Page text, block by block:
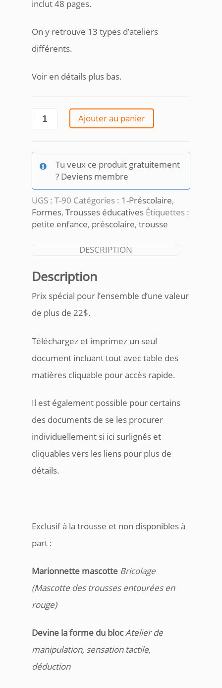
inclut 48 pages.
On y retrouve 13 types d’ateliers
différents.
Voir en détails plus bas.
quantité
formes
Ajouter au panier
Tu veux ce produit gratuitement
? Deviens membre
UGS : T-90 Catégories : 1-Préscolaire,
Formes, Trousses éducatives Étiquettes :
petite enfance, préscolaire, trousse
DESCRIPTION
Description
Prix spécial pour l’ensemble d’une valeur
de plus de 22$.
Téléchargez et imprimez un seul
document incluant tout avec table des
matières cliquable pour accès rapide.
Il est également possible pour certains
des documents de se les procurer
individuellement si ici surlignés et
cliquables vers les liens pour plus de
détails.
Exclusif à la trousse et non disponibles à
part :
Marionnette mascotte Bricolage
(Mascotte des trousses entourées en
rouge)
Devine la forme du blocAtelier de
manipulation, sensation tactile,
déduction